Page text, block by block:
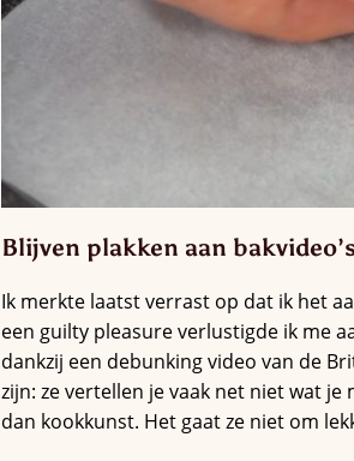
Blijven plakken aan
Ik merkte laatst verrast op dat ik het
een guilty pleasure verlustigde ik me
dankzij een debunking video van de
zijn: ze vertellen je vaak net niet wat
dan kookkunst. Het gaat ze niet om